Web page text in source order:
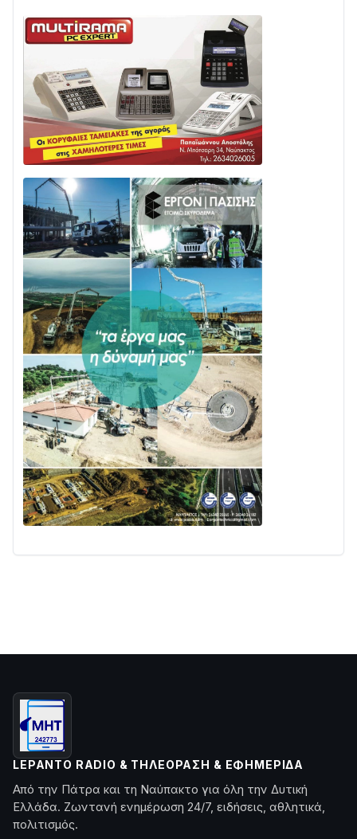
LEPANTO RADIO & ΤΗΛΕΌΡΑΣΗ & ΕΦΗΜΕΡΊΔΑ
Από την Πάτρα και τη Ναύπακτο για όλη την Δυτική
Ελλάδα. Ζωντανή ενημέρωση 24/7, ειδήσεις, αθλητικά,
πολιτισμός.